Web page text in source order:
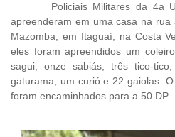
Policiais Militares da 4a
apreenderam em uma casa na
Mazomba, em Itaguaí, na Costa
eles foram apreendidos um
sagui, onze sabiás, três tico-
gaturama, um curió e 22 gaiolas.
foram encaminhados para a 50 DP.